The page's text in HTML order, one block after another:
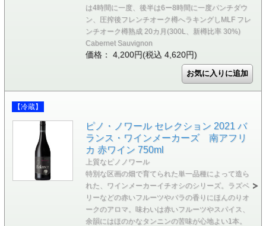
は4時間に一度、後半は6ー8時間に一度パンチダウ
ン、圧搾後フレンチオーク樽へラキングしMLF フレ
ンチオーク樽熟成 20カ月(300L、新樽比率 30%)
Cabernet Sauvignon
価格： 4,200円(税込 4,620円)
【冷蔵】
ピノ・ノワール セレクション 2021 バ
ランス・ワインメーカーズ 南アフリ
カ 赤ワイン 750ml
上質なピノノワール
特別な区画の畑で育てられた単一品種によって造ら
れた、ワインメーカーイチオシのシリーズ。ラズベ
リーなどの赤いフルーツやバラの香りにほんのりオ
ークのアロマ。味わいは赤いフルーツやスパイス、
余韻にはほのかなタンニンの苦味が心地よい1本。